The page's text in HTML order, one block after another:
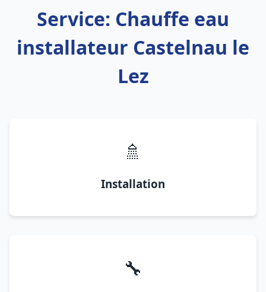
Service: Chauffe eau
installateur Castelnau le
Lez
🚿
Installation
🔧